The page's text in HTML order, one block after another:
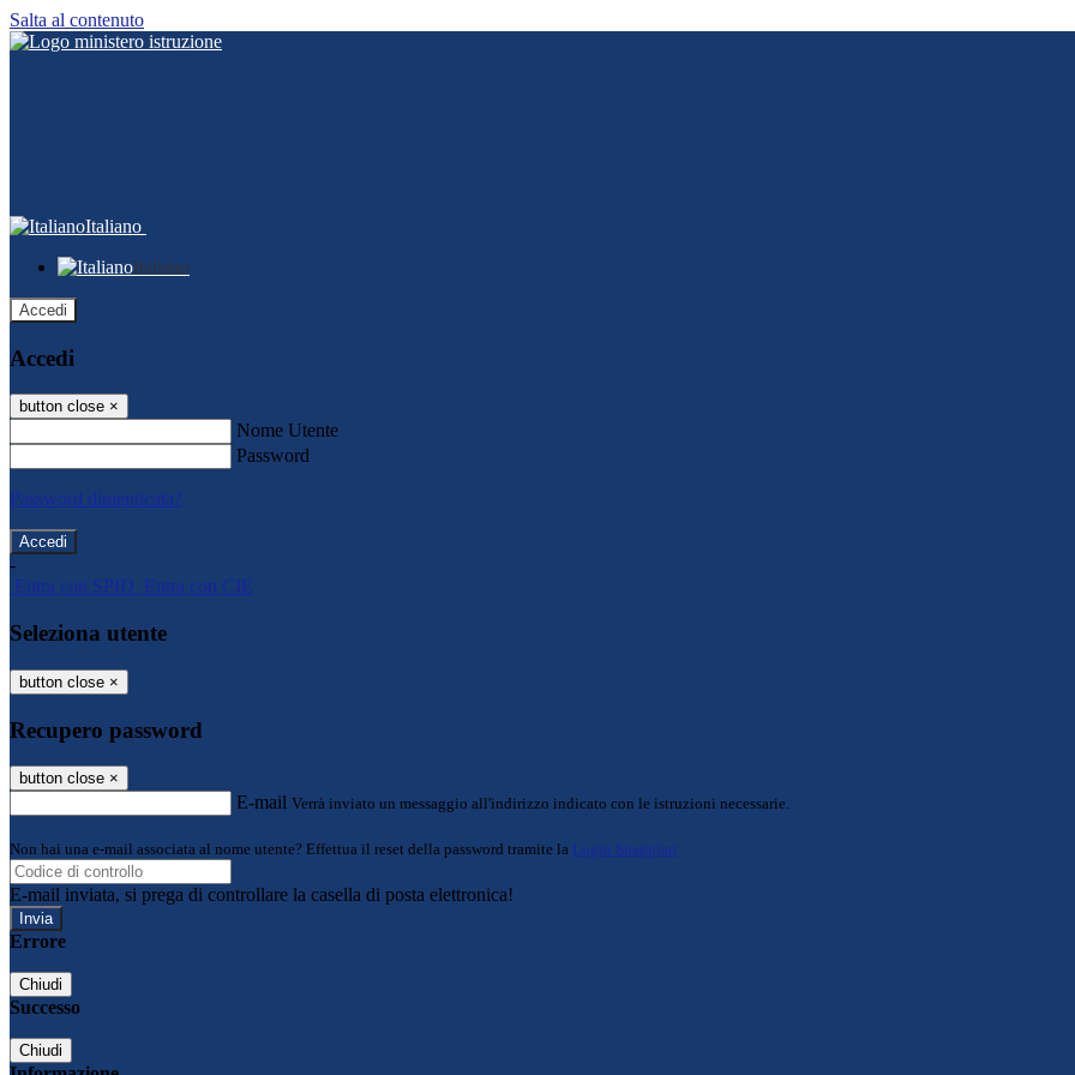
Salta al contenuto
Italiano
Italiano
Accedi
Accedi
button close ×
Nome Utente
Password
Password dimenticata?
-
Entra con SPID Entra con CIE
Seleziona utente
button close ×
Recupero password
button close ×
E-mail Verrà inviato un messaggio all'indirizzo indicato con le istruzioni necessarie.
Non hai una e-mail associata al nome utente? Effettua il reset della password tramite la Login Spaggiari
E-mail inviata, si prega di controllare la casella di posta elettronica!
Errore
Chiudi
Successo
Chiudi